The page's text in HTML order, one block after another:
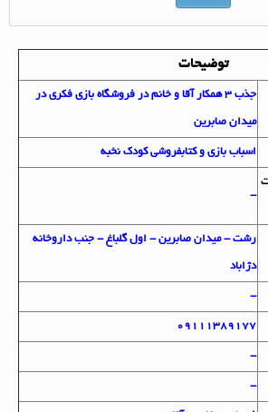
توضیحات
جذب 3 همکار آقا و خانم در فروشگاه بازی فکری در
میدان صابرین
اسباب بازی و کتابفروشی کودک نخبه
رشت - میدان صابرین - اول گلباغ - جنب داروخانه
دژاباد
09111389177